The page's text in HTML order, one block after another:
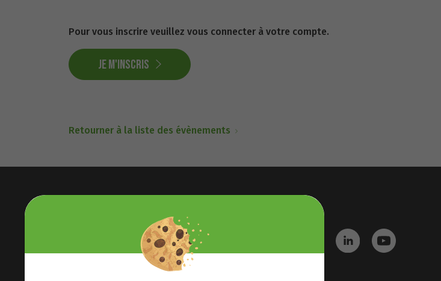
Pour vous inscrire veuillez vous connecter à votre compte.
Je m'inscris
Retourner à la liste des évènements